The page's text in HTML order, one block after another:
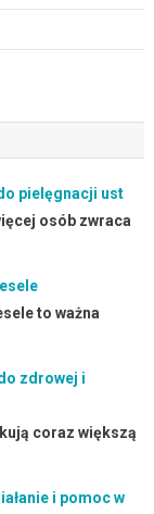
pielęgnacji ust
osób zwraca
to ważna
zdrowej i
coraz większą
i pomoc w